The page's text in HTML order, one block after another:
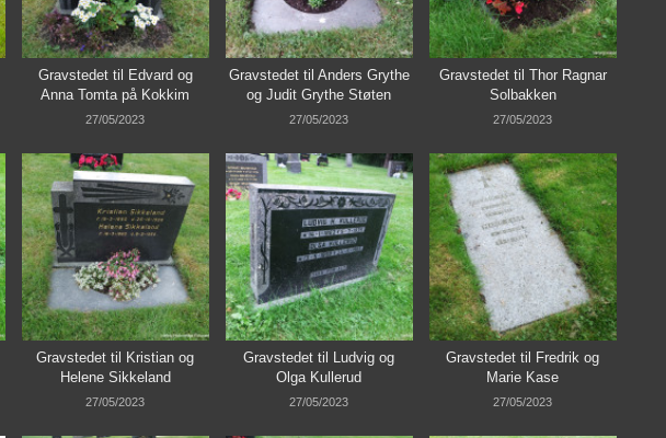
Gravstedet til Edvard og
Anna Tomta på Kokkim
27/05/2023
Gravstedet til Anders Grythe
og Judit Grythe Støten
27/05/2023
Gravstedet til Thor Ragnar
Solbakken
27/05/2023
Gravstedet til Kristian og
Helene Sikkeland
27/05/2023
Gravstedet til Ludvig og
Olga Kullerud
27/05/2023
Gravstedet til Fredrik og
Marie Kase
27/05/2023